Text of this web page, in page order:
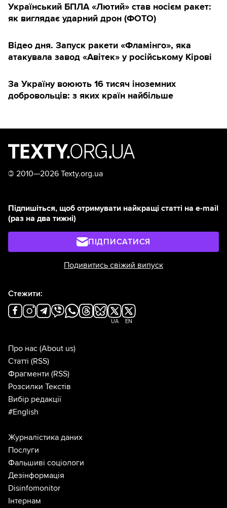
Український БПЛА «Лютий» став носієм ракет:
як виглядає ударний дрон (ФОТО)
Відео дня. Запуск ракети «Фламінго», яка
атакувала завод «Авітек» у російському Кірові
За Україну воюють 16 тисяч іноземних
добровольців: з яких країн найбільше
© 2010—2026 Texty.org.ua
Підпишіться, щоб отримувати найкращі статті на e-mail
(раз на два тижні)
ПІДПИСАТИСЯ
Подивитись свіжий випуск
Стежити:
UA EN
Про нас (About us)
Статті (RSS)
Фрагменти (RSS)
Розсилки Текстів
Вибір редакції
#English
Журналістика даних
Послуги
Фальшиві соціологи
Дезінформація
Disinfomonitor
Інтернам